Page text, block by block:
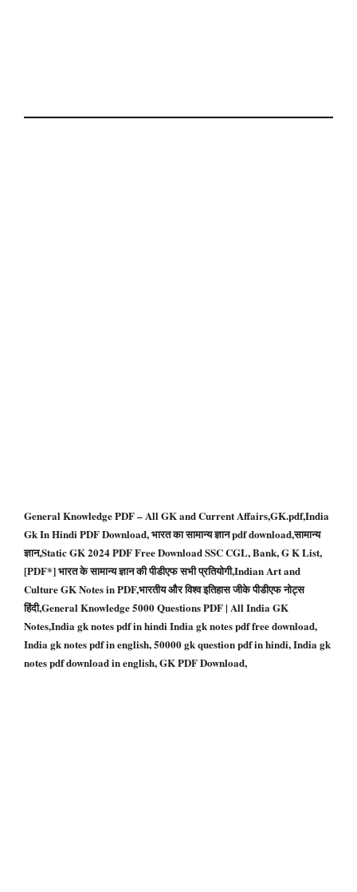
General Knowledge PDF – All GK and Current Affairs,GK.pdf,India
Gk In Hindi PDF Download, भारत का सामान्य ज्ञान pdf download,सामान्य
ज्ञान,Static GK 2024 PDF Free Download SSC CGL, Bank, G K List,
[PDF*] भारत के सामान्य ज्ञान की पीडीएफ सभी प्रतियोगी,Indian Art and
Culture GK Notes in PDF,भारतीय और विश्व इतिहास जीके पीडीएफ नोट्स
हिंदी,General Knowledge 5000 Questions PDF | All India GK
Notes,India gk notes pdf in hindi India gk notes pdf free download,
India gk notes pdf in english, 50000 gk question pdf in hindi, India gk
notes pdf download in english, GK PDF Download,